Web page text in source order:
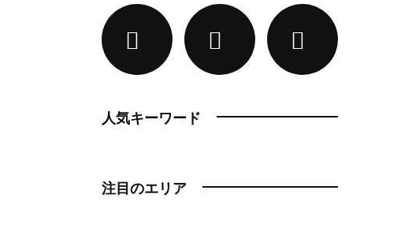
人気キーワード
注目のエリア